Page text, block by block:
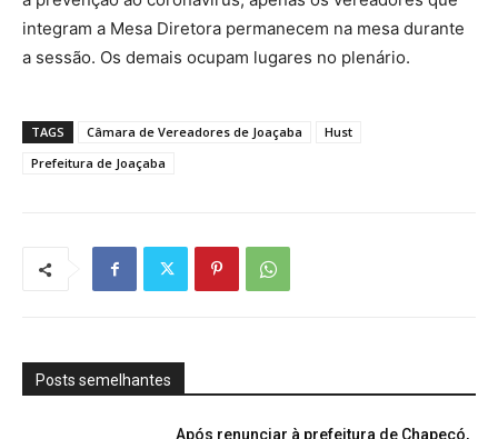
integram a Mesa Diretora permanecem na mesa durante
a sessão. Os demais ocupam lugares no plenário.
TAGS Câmara de Vereadores de Joaçaba
Hust
Prefeitura de Joaçaba
Posts semelhantes
Após renunciar à prefeitura de Chapecó,